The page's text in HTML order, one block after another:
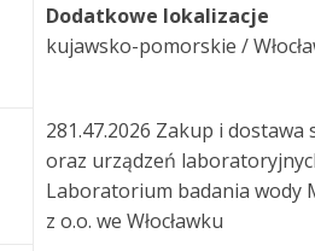
Dodatkowe lokalizacje
kujawsko-pomorskie /
281.47.2026 Zakup i dostawa
oraz urządzeń
Laboratorium badania wody
z o.o. we Włocławku